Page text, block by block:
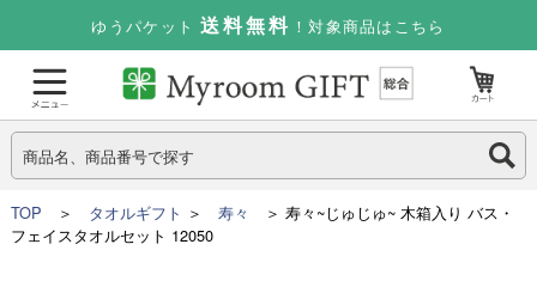
ゆうパケット 送料無料 ！対象商品はこちら
TOP ＞ タオルギフト ＞ 寿々
＞ 寿々~じゅじゅ~ 木箱入り バス・
フェイスタオルセット 12050